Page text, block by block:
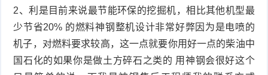
2、利是目前来说最节能环保的挖掘机，相比其他机型最
少节省20% 的燃料神钢整机设计非常好弊因为是电喷的
机子，对燃料要求较高，这一点就要你用好一点的柴油中
国石化的如果你是做土方碎石之类的 用神钢会很好这个